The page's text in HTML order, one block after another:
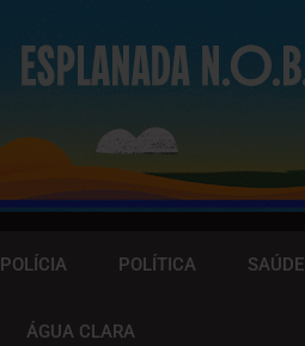
POLÍCIA POLÍTICA SAÚDE
ÁGUA CLARA